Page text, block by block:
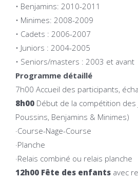
• Benjamins: 2010-2011
• Minimes: 2008-2009
• Cadets : 2006-2007
• Juniors : 2004-2005
• Seniors/masters : 2003 et avant
Programme détaillé
7h00 Accueil des participants,
8h00 Début de la compétition des
Poussins, Benjamins & Minimes)
·Course-Nage-Course
·Planche
·Relais combiné ou relais planche
12h00 Fête des enfants avec